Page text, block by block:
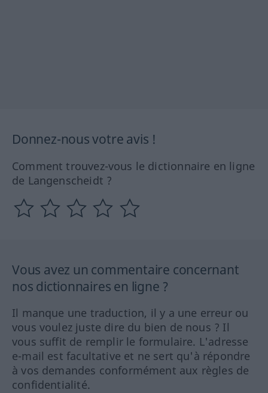
Donnez-nous votre avis !
Comment trouvez-vous le dictionnaire en ligne
de Langenscheidt ?
Vous avez un commentaire concernant
nos dictionnaires en ligne ?
Il manque une traduction, il y a une erreur ou
vous voulez juste dire du bien de nous ? Il
vous suffit de remplir le formulaire. L'adresse
e-mail est facultative et ne sert qu'à répondre
à vos demandes conformément aux règles de
confidentialité.